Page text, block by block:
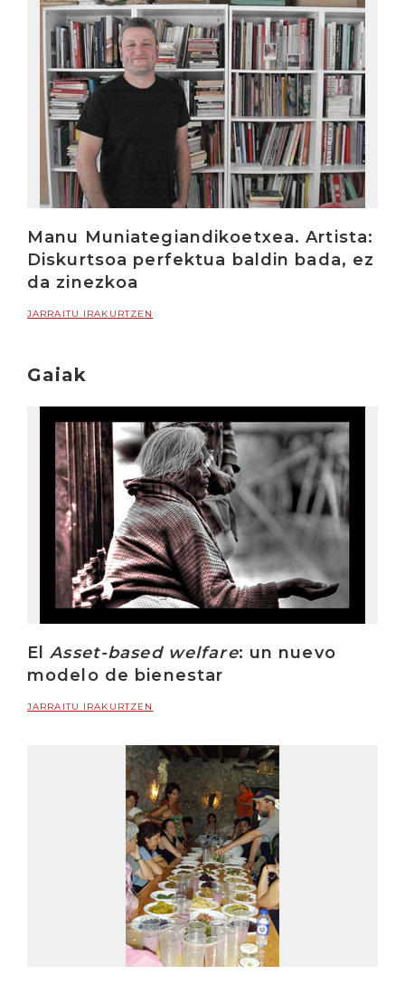
Manu Muniategiandikoetxea. Artista:
Diskurtsoa perfektua baldin bada, ez
da zinezkoa
JARRAITU IRAKURTZEN
Gaiak
ElAsset-based welfare: un nuevo
modelo de bienestar
JARRAITU IRAKURTZEN